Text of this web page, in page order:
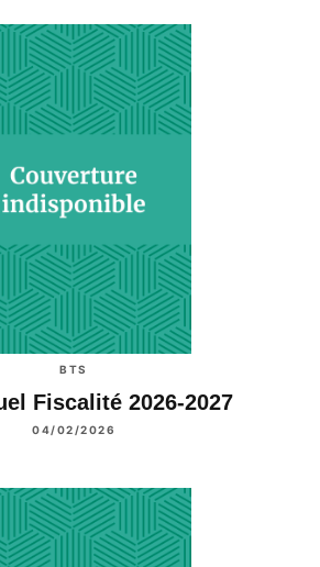
BTS
Fiscalité 2026-2027
04/02/2026